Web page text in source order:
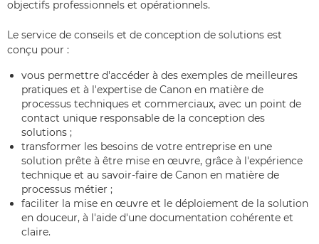
objectifs professionnels et opérationnels.
Le service de conseils et de conception de solutions est
conçu pour :
vous permettre d'accéder à des exemples de meilleures
pratiques et à l'expertise de Canon en matière de
processus techniques et commerciaux, avec un point de
contact unique responsable de la conception des
solutions ;
transformer les besoins de votre entreprise en une
solution prête à être mise en œuvre, grâce à l'expérience
technique et au savoir-faire de Canon en matière de
processus métier ;
faciliter la mise en œuvre et le déploiement de la solution
en douceur, à l'aide d'une documentation cohérente et
claire.